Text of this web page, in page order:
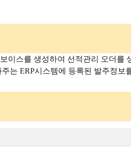
스를 생성하여 선적관리 오더
는 ERP시스템에 등록된 발주정보